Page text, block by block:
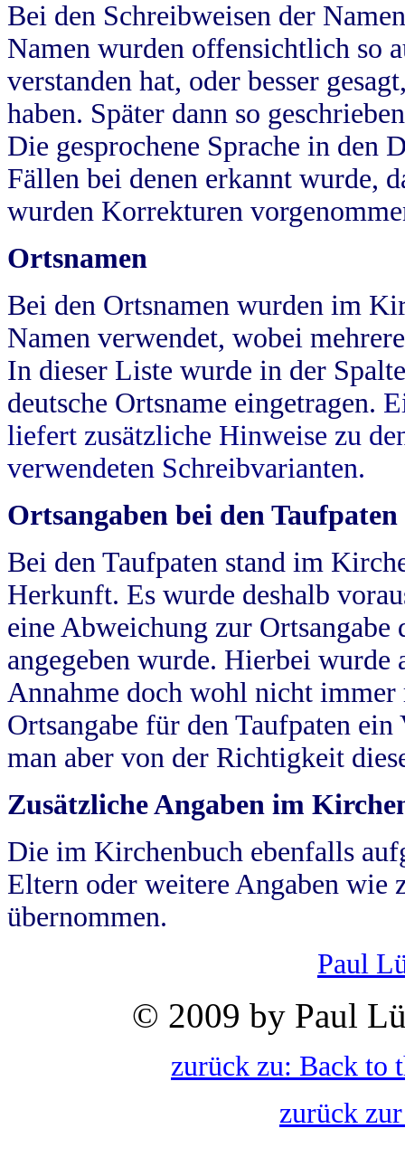
Bei den Schreibweisen der
Namen wurden offensichtlich so
verstanden hat, oder besser
haben. Später dann so
Die gesprochene Sprache in
Fällen bei denen erkannt wurde,
wurden Korrekturen
Ortsnamen
Bei den Ortsnamen wurden im
Namen verwendet, wobei
In dieser Liste wurde in der
deutsche Ortsname eingetragen.
liefert zusätzliche Hinweise zu
verwendeten Schreibvarianten.
Ortsangaben bei den Taufpaten
Bei den Taufpaten stand im
Herkunft. Es wurde deshalb
eine Abweichung zur
angegeben wurde. Hierbei wurde
Annahme doch wohl nicht
Ortsangabe für den Taufpaten
man aber von der Richtigkeit
Zusätzliche Angaben im
Die im Kirchenbuch ebenfalls
Eltern oder weitere Angaben wie
übernommen.
Paul
© 2009 by Paul
zurück zu: Back to
zurück